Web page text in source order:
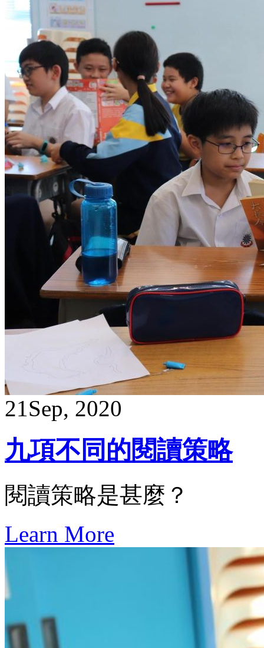
21Sep, 2020
九項不同的閱讀策略
閱讀策略是甚麼？
Learn More